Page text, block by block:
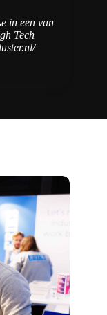
in een van
Tech